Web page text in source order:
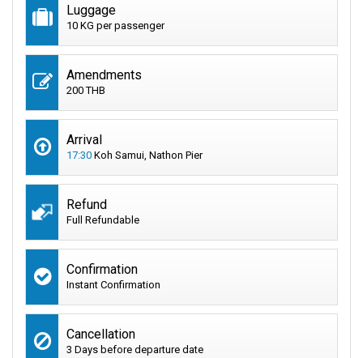
Luggage
10 KG per passenger
Amendments
200 THB
Arrival
17:30 Koh Samui, Nathon Pier
Refund
Full Refundable
Confirmation
Instant Confirmation
Cancellation
3 Days before departure date